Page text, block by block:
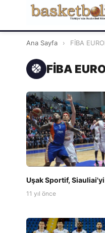
Ana Sayfa › FİBA
FİBA
Uşak Sportif, Siauliai'yi
11 yıl önce